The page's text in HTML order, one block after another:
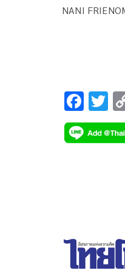
NANI
จำ พร้อมด้วยแ
วิน โอภาสเอี่ย
LYKN (พิเชฐพ
แต้
F
ac
e
T
tt